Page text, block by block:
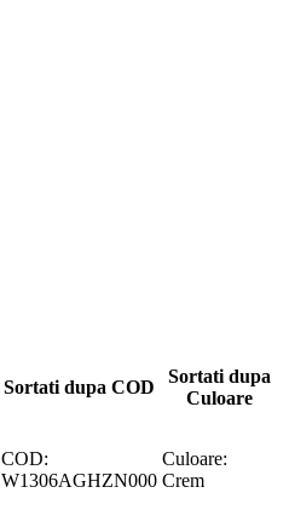
Sortati dupa COD
Sortati dupa
Culoare
COD:
W1306AGHZN000
Culoare:
Crem